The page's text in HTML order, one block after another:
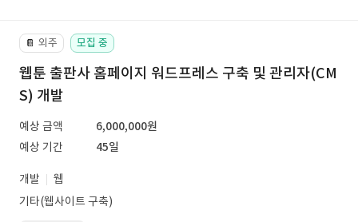
📔 외주 모집 중
웹툰 출판사 홈페이지 워드프레스 구축 및 관리자(CM
S) 개발
예상 금액
6,000,000원
예상 기간
45일
개발
웹
기타(웹사이트 구축)